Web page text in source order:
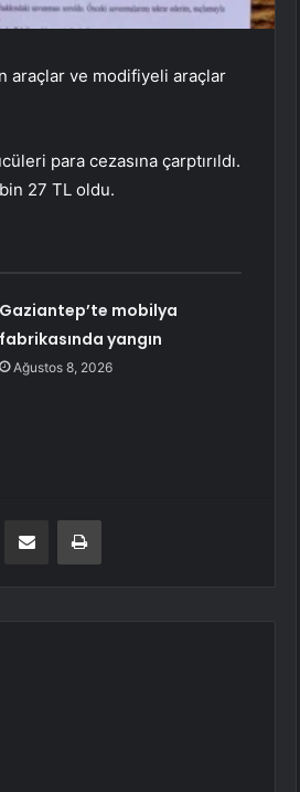
araçlar ve modifiyeli araçlar
para cezasına çarptırıldı.
27 TL oldu.
Gaziantep’te mobilya
fabrikasında yangın
Ağustos 8, 2026
E-Posta ile paylaş Yazdır